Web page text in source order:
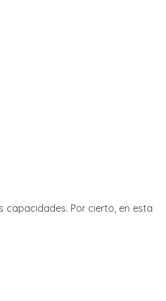
capacidades. Por cierto, en esta